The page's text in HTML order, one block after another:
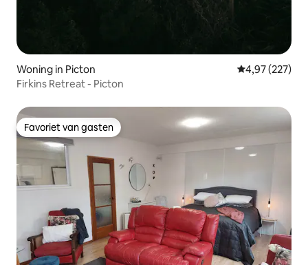
Woning in Picton Gemiddelde
4,97 (227)
Firkins Retreat - Picton
Favoriet van gasten
Favoriet van gasten